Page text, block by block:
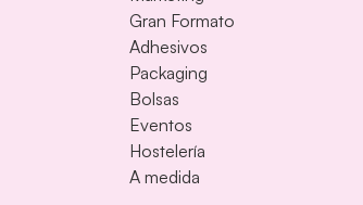
Gran Formato
Adhesivos
Packaging
Bolsas
Eventos
Hostelería
A medida